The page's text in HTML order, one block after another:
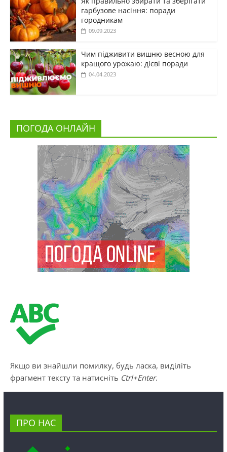
гарбузове насіння: поради
городникам
09.09.2023
Чим підживити вишню весною для
кращого урожаю: дієві поради
04.04.2023
ПОГОДА ОНЛАЙН
Якщо ви знайшли помилку, будь ласка, виділіть
фрагмент тексту та натисніть Ctrl+Enter.
ПРО НАС